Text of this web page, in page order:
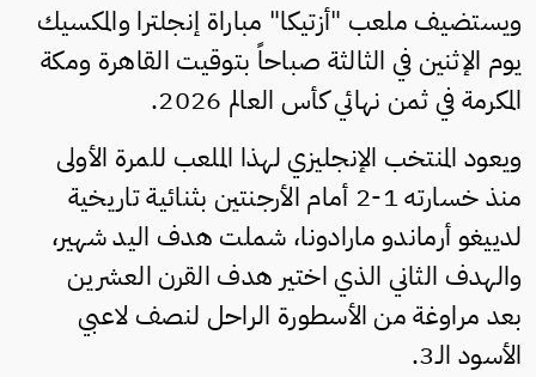
ويستضيف ملعب "أزتيكا" مباراة إنجلترا والمكسيك
يوم الإثنين في الثالثة صباحاً بتوقيت القاهرة ومكة
المكرمة في ثمن نهائي كأس العالم 2026.
ويعود المنتخب الإنجليزي لهذا الملعب للمرة الأولى
منذ خسارته 1-2 أمام الأرجنتين بثنائية تاريخية
لدييغو أرماندو مارادونا، شملت هدف اليد شهير،
والهدف الثاني الذي اختير هدف القرن العشرين
بعد مراوغة من الأسطورة الراحل لنصف لاعبي
الأسود الـ3.